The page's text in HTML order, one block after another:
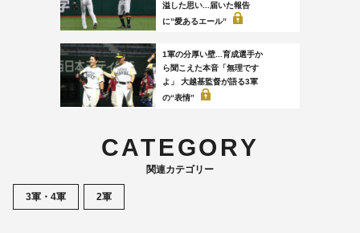
溢した思い...届いた報告
に”愛あるエール”
1軍の分厚い壁...育成選手か
ら聞こえた本音「無理です
よ」 大越基監督が語る3軍
の“表情”
CATEGORY
関連カテゴリー
3軍・4軍 2軍